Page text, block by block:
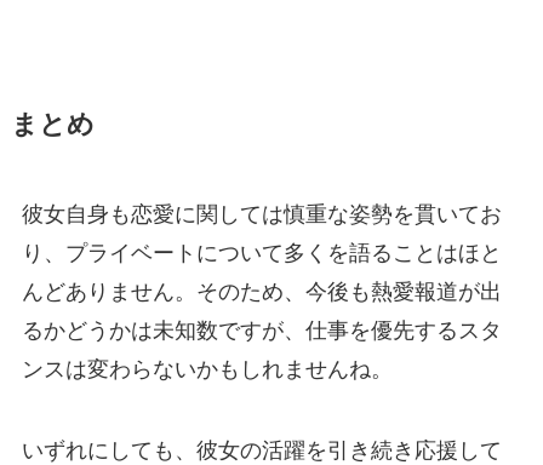
まとめ
彼女自身も恋愛に関しては慎重な姿勢を貫いてお
り、プライベートについて多くを語ることはほと
んどありません。そのため、今後も熱愛報道が出
るかどうかは未知数ですが、仕事を優先するスタ
ンスは変わらないかもしれませんね。
いずれにしても、彼女の活躍を引き続き応援して